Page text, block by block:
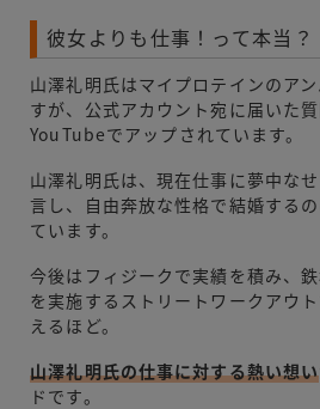
彼女よりも仕事！って本当？
山澤礼明氏はマイプロテインのア
すが、公式アカウント宛に届いた
YouTubeでアップされています。
山澤礼明氏は、現在仕事に夢中な
言し、自由奔放な性格で結婚する
ています。
今後はフィジークで実績を積み、
を実施するストリートワークアウ
えるほど。
山澤礼明氏の仕事に対する熱い想い
ドです。